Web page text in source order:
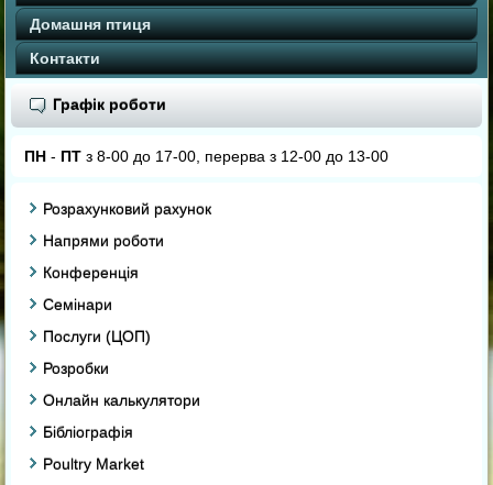
Домашня птиця
Контакти
Графік роботи
ПН - ПТ з 8-00 до 17-00, перерва з 12-00 до 13-00
Розрахунковий рахунок
Напрями роботи
Конференція
Семінари
Послуги (ЦОП)
Розробки
Онлайн калькулятори
Бібліографія
Poultry Market